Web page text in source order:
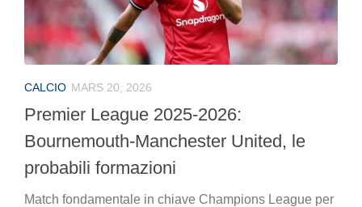
CALCIO MARS 20, 2026
Premier League 2025-2026:
Bournemouth-Manchester United, le
probabili formazioni
Match fondamentale in chiave Champions League per